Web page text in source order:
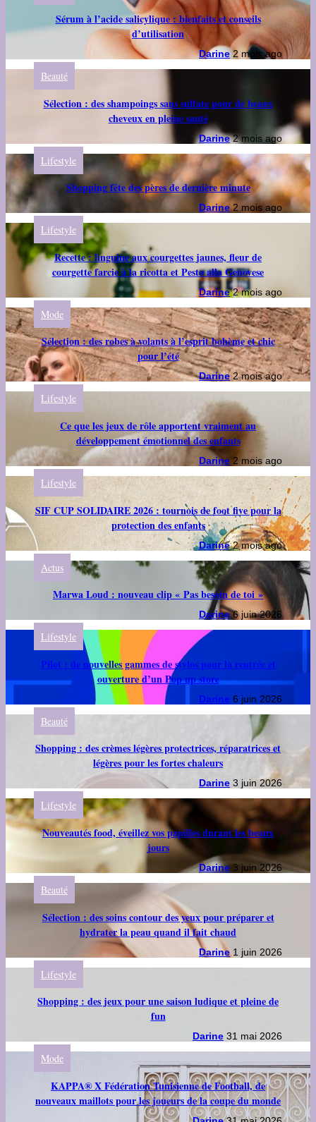
Sérum à l’acide salicylique : bienfaits et conseils
d’utilisation
Darine 2 mois ago
Beauté
Sélection : des shampoings sans sulfate pour de beaux
cheveux en pleine santé
Darine 2 mois ago
Lifestyle
Shopping fête des pères de dernière minute
Darine 2 mois ago
Lifestyle
Recette : linguine aux courgettes jaunes, fleur de
courgette farcie à la ricotta et Pesto alla Genovese
Darine 2 mois ago
Mode
Sélection : des robes à volants à l’esprit bohème et chic
pour l’été
Darine 2 mois ago
Lifestyle
Ce que les jeux de rôle apportent vraiment au
développement émotionnel des enfants
Darine 2 mois ago
Lifestyle
SIF CUP SOLIDAIRE 2026 : tournois de foot five pour la
protection des enfants
Darine 2 mois ago
Actus
Marwa Loud : nouveau clip « Pas besoin de toi »
Darine 6 juin 2026
Lifestyle
Pilot : de nouvelles gammes de stylos pour la rentrée et
ouverture d’un Pop up store
Darine 6 juin 2026
Beauté
Shopping : des crèmes légères protectrices, réparatrices et
légères pour les fortes chaleurs
Darine 3 juin 2026
Lifestyle
Nouveautés food, éveillez vos papilles durant les beaux
jours
Darine 3 juin 2026
Beauté
Sélection : des soins contour des yeux pour préparer et
hydrater la peau quand il fait chaud
Darine 1 juin 2026
Lifestyle
Shopping : des jeux pour une saison ludique et pleine de
fun
Darine 31 mai 2026
Mode
KAPPA® X Fédération Tunisienne de Football, de
nouveaux maillots pour les joueurs de la coupe du monde